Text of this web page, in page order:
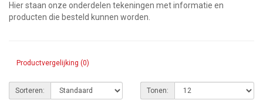
Hier staan onze onderdelen tekeningen met informatie en
producten die besteld kunnen worden.
Productvergelijking (0)
Sorteren: Tonen: